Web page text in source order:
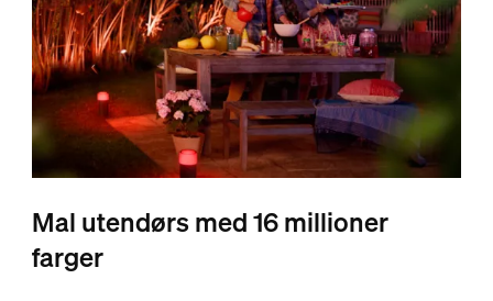
Mal utendørs med 16 millioner
farger